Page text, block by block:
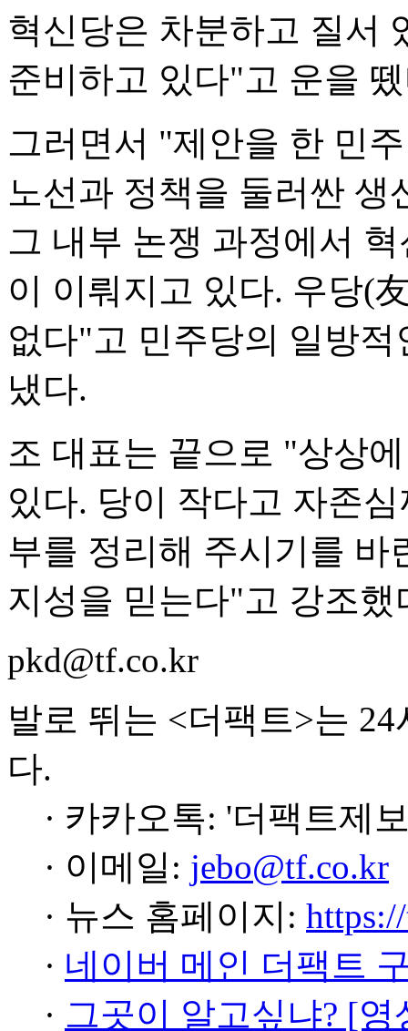
혁신당은 차분하고 질서
준비하고 있다"고 운을
그러면서 "제안을 한 민
노선과 정책을 둘러싼
그 내부 논쟁 과정에서
이 이뤄지고 있다. 우당(
없다"고 민주당의 일방
냈다.
조 대표는 끝으로 "상상
있다. 당이 작다고 자존
부를 정리해 주시기를 바
지성을 믿는다"고 강조했
pkd@tf.co.kr
발로 뛰는 <더팩트>는
다.
· 카카오톡: '더팩트제
· 이메일: jebo@tf.co.kr
· 뉴스 홈페이지:
· 네이버 메인 더팩트
· 그곳이 알고싶냐? [